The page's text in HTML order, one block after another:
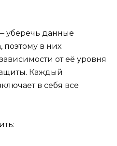
уберечь данные
поэтому в них
от её уровня
Каждый
в себя все